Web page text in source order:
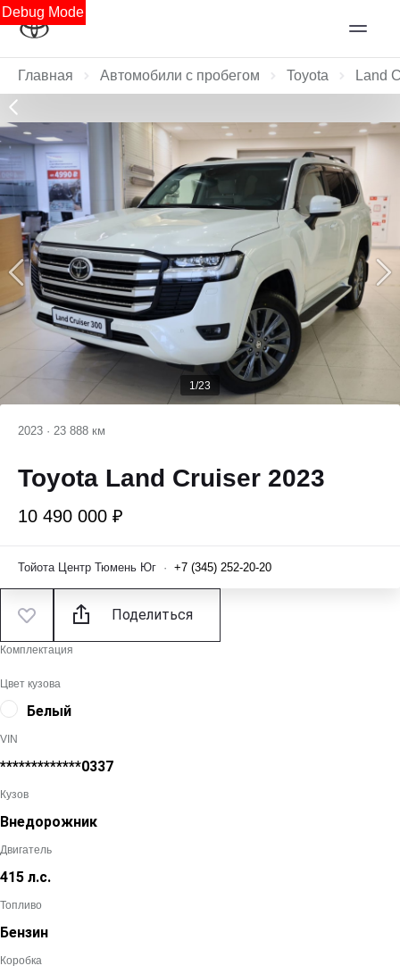
Debug Mode
Главная Автомобили с пробегом Toyota Land
1/23
2023 · 23 888 км
Toyota Land Cruiser 2023
10 490 000 ₽
Тойота Центр Тюмень Юг · +7 (345) 252-20-20
Поделиться
Комплектация
Цвет кузова
Белый
VIN
*************0337
Кузов
Внедорожник
Двигатель
415 л.с.
Топливо
Бензин
Коробка